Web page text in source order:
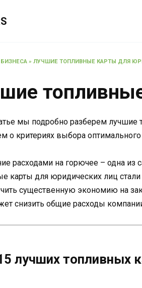
» ЛУЧШИЕ ТОПЛИВНЫЕ КАРТЫ ДЛЯ
мы подробно разберем
о критериях выбора
расходами на горючее – одна из
карты для юридических лиц
существенную экономию на
снизить общие расходы
лучших топливных